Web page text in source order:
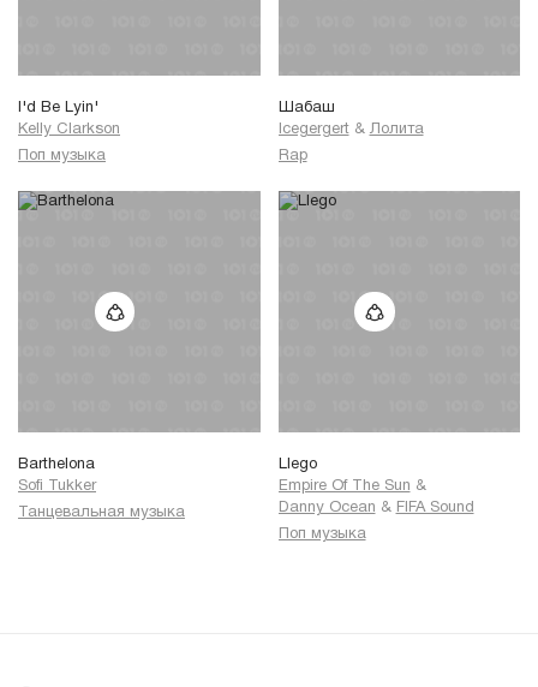
I'd Be Lyin'
Kelly Clarkson
Поп музыка
Шабаш
Icegergert & Лолита
Rap
Barthelona
Sofi Tukker
Танцевальная музыка
Llego
Empire Of The Sun &
Danny Ocean & FIFA Sound
Поп музыка